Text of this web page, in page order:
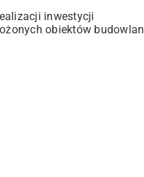
inwestycji
obiektów